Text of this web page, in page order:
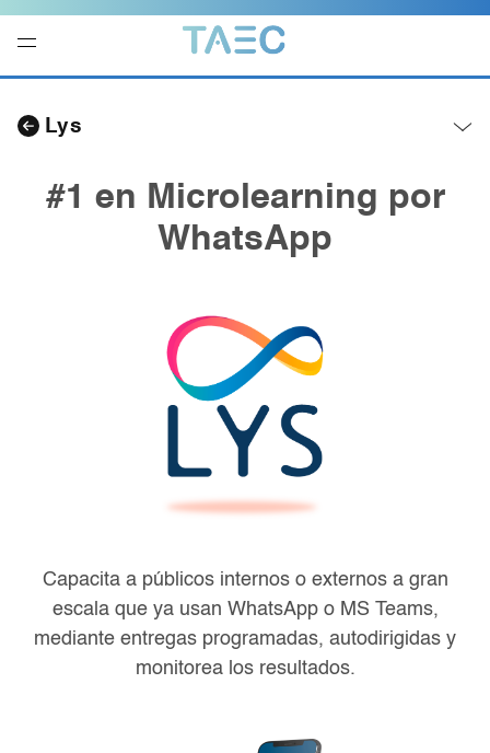
Lys
local
#1 en Microlearning por
WhatsApp
Capacita a públicos internos o externos a gran
escala que ya usan WhatsApp o MS Teams,
mediante entregas programadas, autodirigidas y
monitorea los resultados.